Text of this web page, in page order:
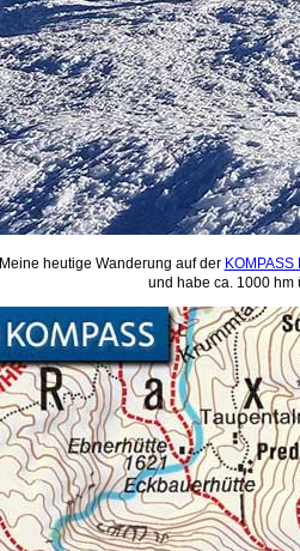
Meine heutige Wanderung auf der KOMPASS
und habe ca. 1000 hm